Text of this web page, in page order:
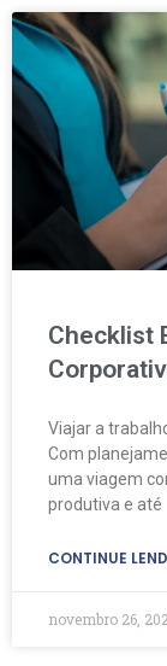
Checklist
Viajar a
Com
uma viagem
produtiva e até
CONTINUE
novembro 26,